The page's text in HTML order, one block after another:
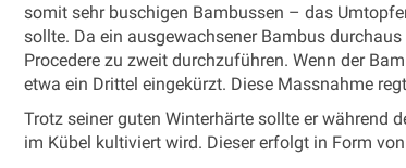
somit sehr buschigen Bambussen – das
sollte. Da ein ausgewachsener Bambus
Procedere zu zweit durchzuführen. Wenn der
etwa ein Drittel eingekürzt. Diese Massnahme
Trotz seiner guten Winterhärte sollte er während
im Kübel kultiviert wird. Dieser erfolgt in Form